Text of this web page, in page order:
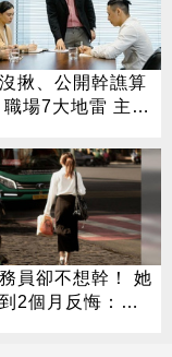
揪、公開幹譙算
場7大地雷 主管
員卻不想幹！ 她
2個月反悔：作
班